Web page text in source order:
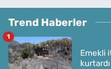
Trend Haberler
Emekli
kurtardı
1